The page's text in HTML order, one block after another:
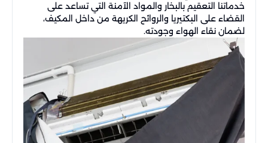
خدماتنا التعقيم بالبخار والمواد الآمنة التي تساعد على
القضاء على البكتيريا والروائح الكريهة من داخل المكيف،
لضمان نقاء الهواء وجودته.